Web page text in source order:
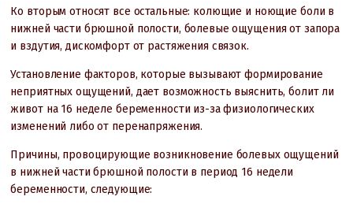
Ко вторым относят все остальные: колющие и ноющие боли в
нижней части брюшной полости, болевые ощущения от запора
и вздутия, дискомфорт от растяжения связок.
Установление факторов, которые вызывают формирование
неприятных ощущений, дает возможность выяснить, болит ли
живот на 16 неделе беременности из-за физиологических
изменений либо от перенапряжения.
Причины, провоцирующие возникновение болевых ощущений
в нижней части брюшной полости в период 16 недели
беременности, следующие: